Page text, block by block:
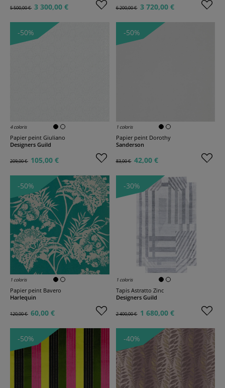
5 500,00 € 3 300,00 € 6 200,00 € 3 720,00 €
-50%
4 coloris
Papier peint Giuliano
Designers Guild
209,00 € 105,00 €
-50%
1 coloris
Papier peint Dorothy
Sanderson
83,00 € 42,00 €
-50%
1 coloris
Papier peint Bavero
Harlequin
120,00 € 60,00 €
-30%
1 coloris
Tapis Astratto Zinc
Designers Guild
2 400,00 € 1 680,00 €
-50% -40%